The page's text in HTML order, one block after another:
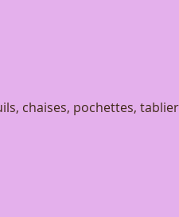
chaises, pochettes,